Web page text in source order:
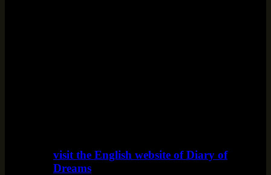
visit the English website of Diary of
Dreams